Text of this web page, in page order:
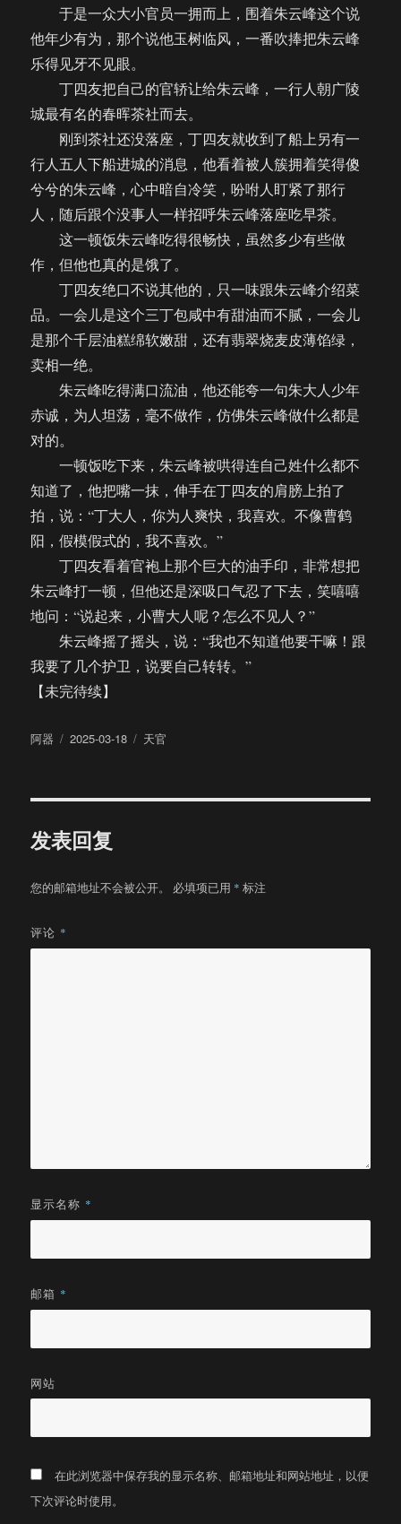
于是一众大小官员一拥而上，围着朱云峰这个说
他年少有为，那个说他玉树临风，一番吹捧把朱云峰
乐得见牙不见眼。
丁四友把自己的官轿让给朱云峰，一行人朝广陵
城最有名的春晖茶社而去。
刚到茶社还没落座，丁四友就收到了船上另有一
行人五人下船进城的消息，他看着被人簇拥着笑得傻
兮兮的朱云峰，心中暗自冷笑，吩咐人盯紧了那行
人，随后跟个没事人一样招呼朱云峰落座吃早茶。
这一顿饭朱云峰吃得很畅快，虽然多少有些做
作，但他也真的是饿了。
丁四友绝口不说其他的，只一味跟朱云峰介绍菜
品。一会儿是这个三丁包咸中有甜油而不腻，一会儿
是那个千层油糕绵软嫩甜，还有翡翠烧麦皮薄馅绿，
卖相一绝。
朱云峰吃得满口流油，他还能夸一句朱大人少年
赤诚，为人坦荡，毫不做作，仿佛朱云峰做什么都是
对的。
一顿饭吃下来，朱云峰被哄得连自己姓什么都不
知道了，他把嘴一抹，伸手在丁四友的肩膀上拍了
拍，说：“丁大人，你为人爽快，我喜欢。不像曹鹤
阳，假模假式的，我不喜欢。”
丁四友看着官袍上那个巨大的油手印，非常想把
朱云峰打一顿，但他还是深吸口气忍了下去，笑嘻嘻
地问：“说起来，小曹大人呢？怎么不见人？”
朱云峰摇了摇头，说：“我也不知道他要干嘛！跟
我要了几个护卫，说要自己转转。”
【未完待续】
作
阿器
发
2025-03-18
分
天官
发表回复
您的邮箱地址不会被公开。 必填项已用 * 标注
评论 *
显示名称 *
邮箱 *
网站
在此浏览器中保存我的显示名称、邮箱地址和网站地址，以便
下次评论时使用。